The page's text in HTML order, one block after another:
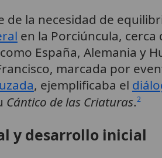
de la necesidad de
en la Porciúncula, cerca
España, Alemania y
marcada por
, ejemplificaba el
Cántico de las Criaturas.2
y desarrollo inicial